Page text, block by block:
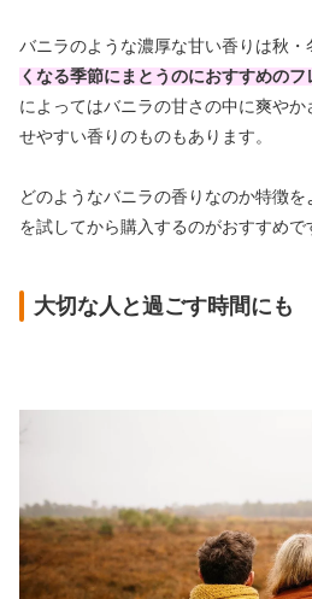
バニラのような濃厚な甘い香りは秋・
くなる季節にまとうのにおすすめのフ
によってはバニラの甘さの中に爽や
せやすい香りのものもあります。
どのようなバニラの香りなのか特徴
を試してから購入するのがおすすめで
大切な人と過ごす時間にも